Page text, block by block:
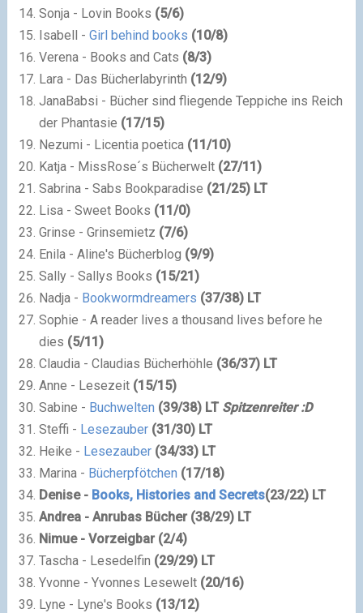
Sonja - Lovin Books (5/6)
Isabell - Girl behind books (10/8)
Verena - Books and Cats (8/3)
Lara - Das Bücherlabyrinth (12/9)
JanaBabsi - Bücher sind fliegende Teppiche ins Reich
der Phantasie (17/15)
Nezumi - Licentia poetica (11/10)
Katja - MissRose´s Bücherwelt (27/11)
Sabrina - Sabs Bookparadise (21/25) LT
Lisa - Sweet Books (11/0)
Grinse - Grinsemietz (7/6)
Enila - Aline's Bücherblog (9/9)
Sally - Sallys Books (15/21)
Nadja - Bookwormdreamers (37/38) LT
Sophie - A reader lives a thousand lives before he
dies (5/11)
Claudia - Claudias Bücherhöhle (36/37) LT
Anne - Lesezeit (15/15)
Sabine - Buchwelten (39/38) LT Spitzenreiter :D
Steffi - Lesezauber (31/30) LT
Heike - Lesezauber (34/33) LT
Marina - Bücherpfötchen (17/18)
Denise - Books, Histories and Secrets(23/22) LT
Andrea - Anrubas Bücher (38/29) LT
Nimue - Vorzeigbar (2/4)
Tascha - Lesedelfin (29/29) LT
Yvonne - Yvonnes Lesewelt (20/16)
Lyne - Lyne's Books (13/12)